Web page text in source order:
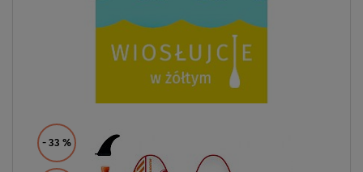
- 33 %